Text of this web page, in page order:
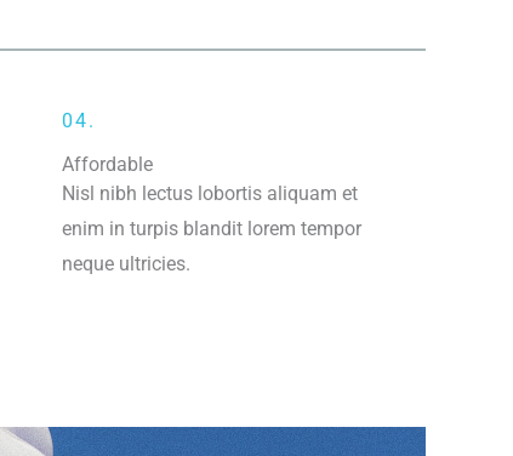
04.
Affordable
Nisl nibh lectus lobortis aliquam et
enim in turpis blandit lorem tempor
neque ultricies.